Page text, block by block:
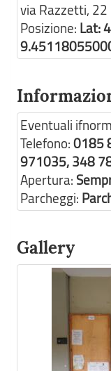
via Razzetti, 22
Posizione: Lat:
Eventuali
Telefono:0185
971035, 348
Apertura:
Parcheggi:
Gallery